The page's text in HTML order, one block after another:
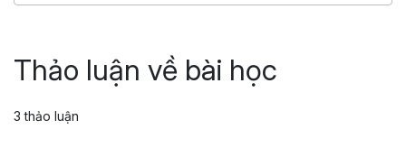
Thảo luận về bài học
3 thảo luận